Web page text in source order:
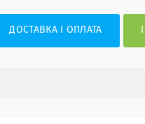
ДОСТАВКА І ОПЛАТА